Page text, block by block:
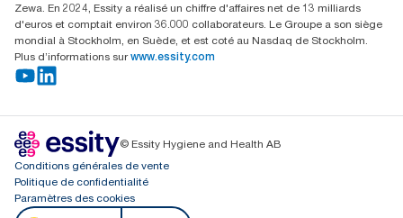
Zewa. En 2024, Essity a réalisé un chiffre d'affaires net de 13 milliards
d'euros et comptait environ 36.000 collaborateurs. Le Groupe a son siège
mondial à Stockholm, en Suède, et est coté au Nasdaq de Stockholm.
Plus d’informations sur www.essity.com
© Essity Hygiene and Health AB
Conditions générales de vente
Politique de confidentialité
Paramètres des cookies